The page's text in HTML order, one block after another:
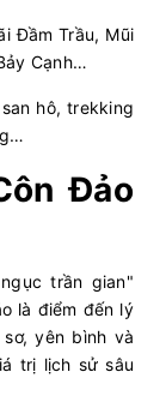
Đầm Trầu, Mũi
Cạnh…
hô, trekking
Đảo
trần gian"
là điểm đến lý
yên bình và
trị lịch sử sâu